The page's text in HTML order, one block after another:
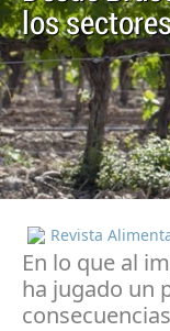
los
Revista
En lo que al
ha jugado un